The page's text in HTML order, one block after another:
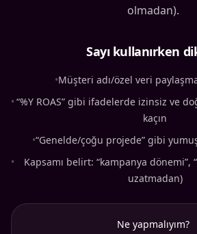
olmadan).
Sayı kullanırken
•Müşteri adı/özel veri
• “%Y ROAS” gibi ifadelerde izinsiz ve
kaçın
•“Genelde/çoğu projede” gibi
•
Kapsamı belirt: “kampanya dönemi”,
uzatmadan)
Ne yapmalıyım?